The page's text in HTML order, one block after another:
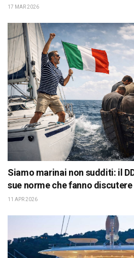
17 MAR 2026
Siamo marinai non sudditi: il
sue norme che fanno discutere
11 APR 2026